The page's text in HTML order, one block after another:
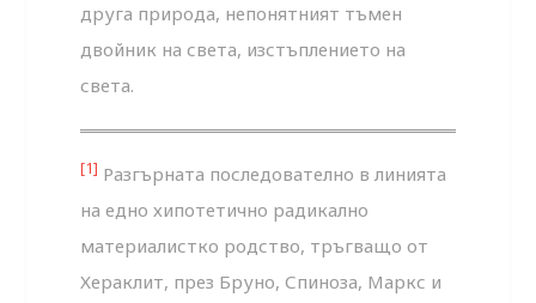
друга природа, непонятният тъмен
двойник на света, изстъплението на
света.
[1] Разгърната последователно в линията
на едно хипотетично радикално
материалистко родство, тръгващо от
Хераклит, през Бруно, Спиноза, Маркс и